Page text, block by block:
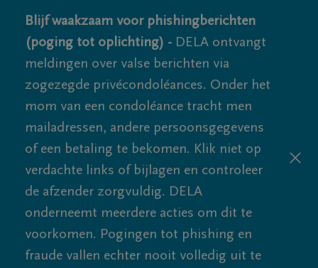
Blijf waakzaam voor phishingberichten
(poging tot oplichting) - DELA ontvangt
meldingen over valse berichten via
zogezegde privécondoléances. Onder het
mom van een condoléance tracht men
mailadressen, andere persoonsgegevens
of een betaling te bekomen. Klik niet op
verdachte links of bijlagen en controleer
de afzender zorgvuldig. DELA
onderneemt meerdere acties om dit te
voorkomen. Pogingen tot phishing en
fraude vallen echter nooit volledig uit te